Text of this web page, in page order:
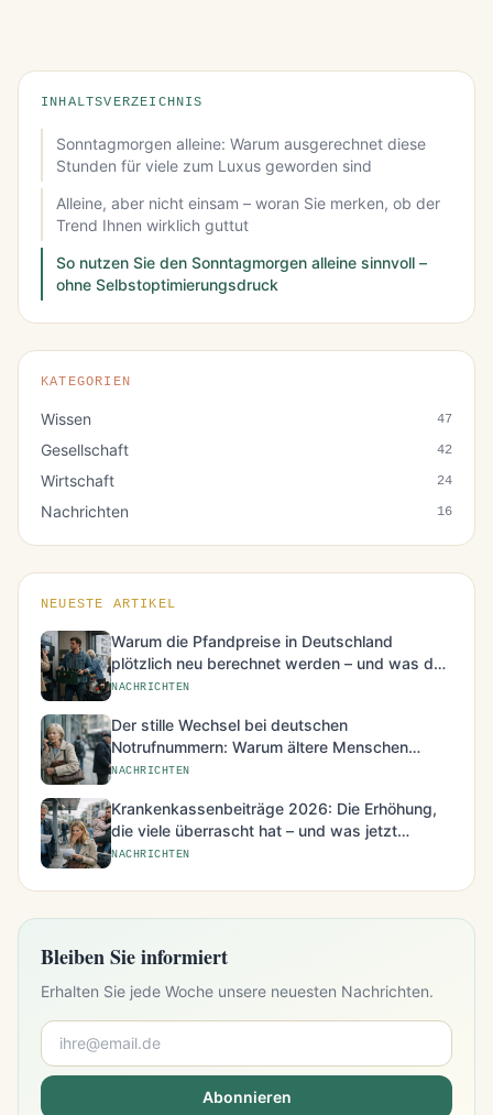
INHALTSVERZEICHNIS
Sonntagmorgen alleine: Warum ausgerechnet diese
Stunden für viele zum Luxus geworden sind
Alleine, aber nicht einsam – woran Sie merken, ob der
Trend Ihnen wirklich guttut
So nutzen Sie den Sonntagmorgen alleine sinnvoll –
ohne Selbstoptimierungsdruck
KATEGORIEN
Wissen 47
Gesellschaft 42
Wirtschaft 24
Nachrichten 16
NEUESTE ARTIKEL
Warum die Pfandpreise in Deutschland
plötzlich neu berechnet werden – und was das
für den Alltag bedeutet
NACHRICHTEN
Der stille Wechsel bei deutschen
Notrufnummern: Warum ältere Menschen
besonders betroffen sind
NACHRICHTEN
Krankenkassenbeiträge 2026: Die Erhöhung,
die viele überrascht hat – und was jetzt
möglich ist
NACHRICHTEN
Bleiben Sie informiert
Erhalten Sie jede Woche unsere neuesten Nachrichten.
Abonnieren